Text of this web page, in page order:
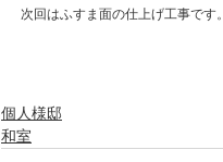
次回はふすま面の仕上げ工事です。
個人様邸
和室